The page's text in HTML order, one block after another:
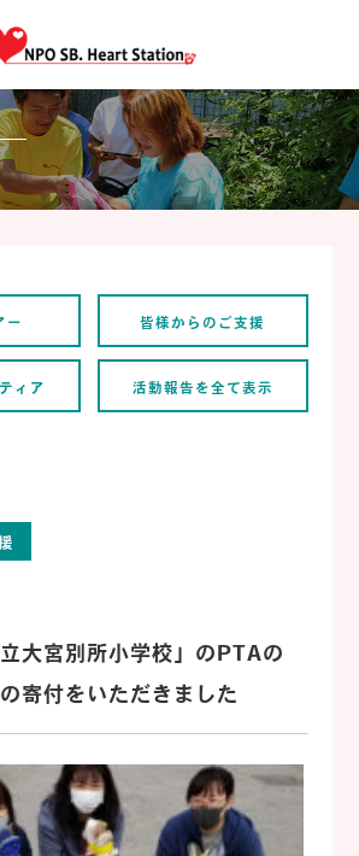
ー 皆様からのご支援
ィア 活動報告を全て表示
立大宮別所小学校」のPTAの
寄付をいただきました